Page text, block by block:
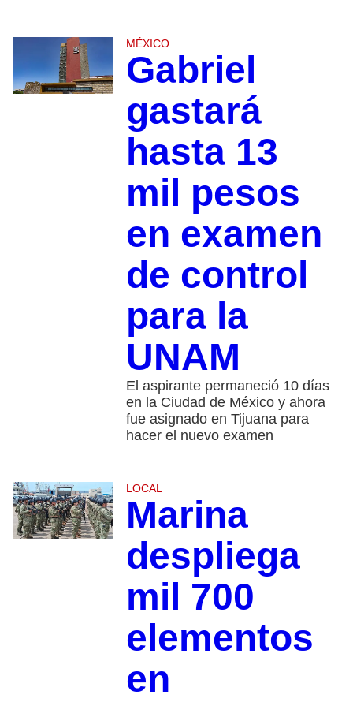
MÉXICO
Gabriel
gastará
hasta 13
mil pesos
en examen
de control
para la
UNAM
El aspirante permaneció 10 días
en la Ciudad de México y ahora
fue asignado en Tijuana para
hacer el nuevo examen
LOCAL
Marina
despliega
mil 700
elementos
en